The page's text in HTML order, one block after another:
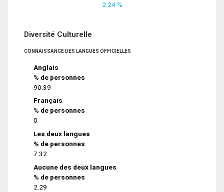
2.24 %
Diversité Culturelle
CONNAISSANCE DES LANGUES OFFICIELLES
Anglais
% de personnes
90.39
Français
% de personnes
0
Les deux langues
% de personnes
7.32
Aucune des deux langues
% de personnes
2.29